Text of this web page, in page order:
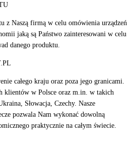
z Naszą firmą w celu omówienia urządzeń
jaką są Państwo zainteresowani w celu
danego produktu.
całego kraju oraz poza jego granicami.
klientów w Polsce oraz m.in. w takich
Słowacja, Czechy. Nasze
pozwala Nam wykonać dowolną
praktycznie na całym świecie.